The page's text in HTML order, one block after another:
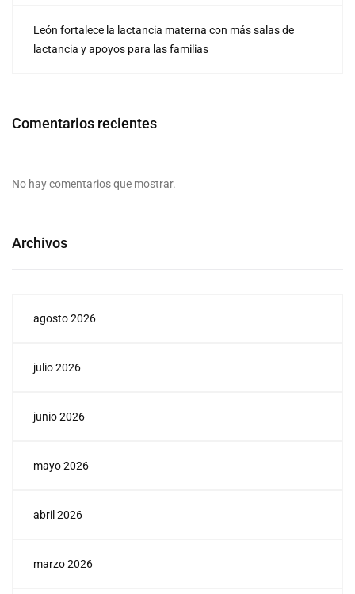
León fortalece la lactancia materna con más salas de
lactancia y apoyos para las familias
Comentarios recientes
No hay comentarios que mostrar.
Archivos
agosto 2026
julio 2026
junio 2026
mayo 2026
abril 2026
marzo 2026